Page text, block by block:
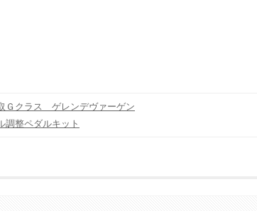
クラス ゲレンデヴァーゲン
調整ペダルキット